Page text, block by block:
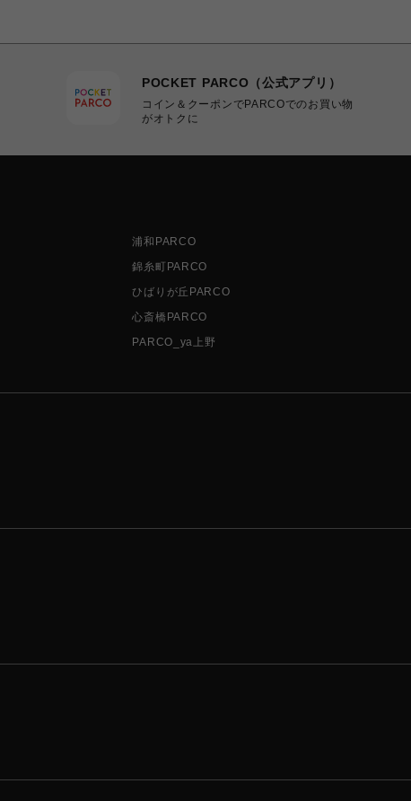
POCKET PARCO（公式アプリ）
コイン＆クーポンでPARCOでのお買い物
がオトクに
浦和PARCO
錦糸町PARCO
ひばりが丘PARCO
心斎橋PARCO
PARCO_ya上野